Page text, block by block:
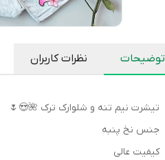
توضیحات نظرات کاربران
تیشرت نیم تنه و شلوارک ترک 🌺😍🌷
جنس نخ پنبه
کیفیت عالی